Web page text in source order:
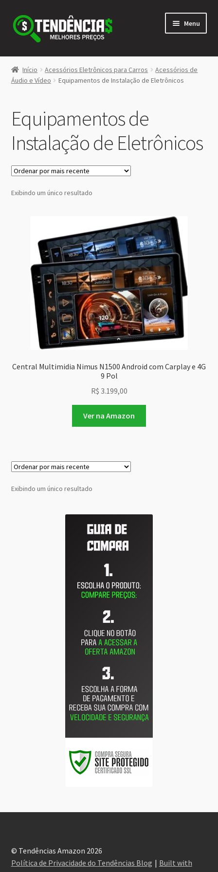
Pular
para
navegação
Pular
para
conteúdo
Menu
LOJA
<>
Início Acessórios Eletrônicos para Carros
Acessórios de
Áudio e Vídeo
Equipamentos de Instalação de Eletrônicos
Equipamentos de
Instalação de Eletrônicos
Exibindo um único resultado
Central Multimidia Nimus N1500 Android com Carplay e 4G
9 Pol
R$ 3.199,00
Ver na Amazon
Exibindo um único resultado
© Tendências Amazon 2026
Política de Privacidade do Tendências Blog
Built with